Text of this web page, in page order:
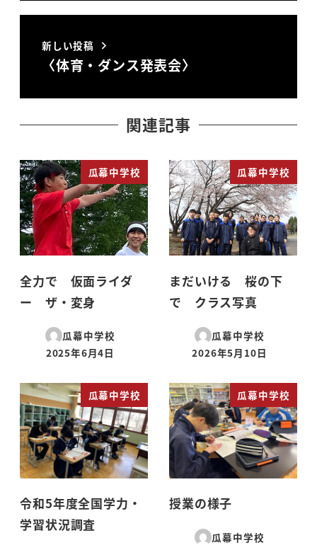
新しい投稿
〈体育・ダンス発表会〉
関連記事
瓜幕中学校
全力で 仮面ライダ
ー ザ・変身
瓜幕中学校
投稿日
2025年6月4日
瓜幕中学校
まだいける 桜の下
で クラス写真
瓜幕中学校
投稿日
2026年5月10日
瓜幕中学校
令和5年度全国学力・
学習状況調査
瓜幕中学校
授業の様子
瓜幕中学校